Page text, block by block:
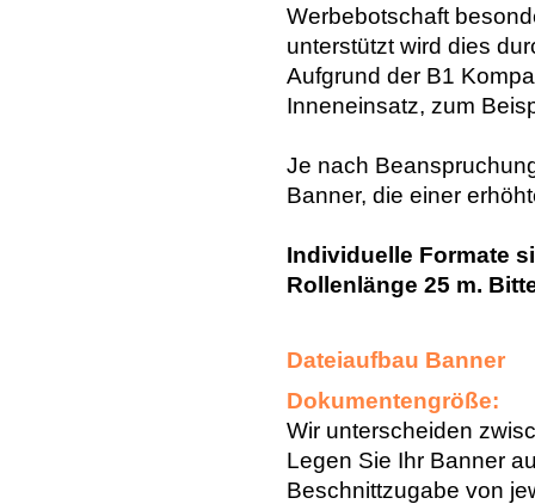
Werbebotschaft
unterstützt wird dies
Aufgrund der B1
Inneneinsatz, zum
Je nach
Banner, die einer
Individuelle Formate
Rollenlänge 25 m.
Dateiaufbau Banner
Dokumentengröße:
Wir unterscheiden
Legen Sie Ihr Banner
Beschnittzugabe von